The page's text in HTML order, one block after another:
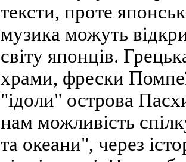
тексти, проте
музика можуть
світу японців.
храми, фрески
"ідоли" острова
нам можливість
та океани", через